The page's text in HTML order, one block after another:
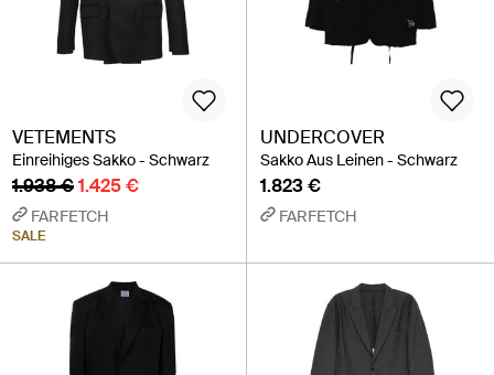
VETEMENTS
Einreihiges Sakko - Schwarz
1.938 €1.425 €
FARFETCH
SALE
UNDERCOVER
Sakko Aus Leinen - Schwarz
1.823 €
FARFETCH